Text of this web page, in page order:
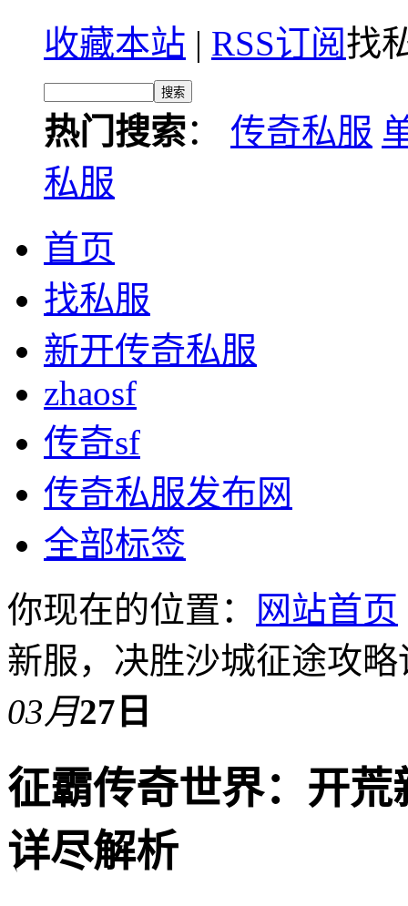
收藏本站 | RSS订阅找
热门搜索： 传奇私服
私服
首页
找私服
新开传奇私服
zhaosf
传奇sf
传奇私服发布网
全部标签
你现在的位置：
网站首页
新服，决胜沙城征途攻
03月27日
征霸传奇世界：开
详尽解析